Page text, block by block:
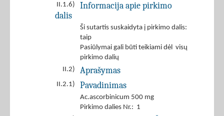
II.1.6)
Informacija apie pirkimo
dalis
Ši sutartis suskaidyta į pirkimo dalis:
taip
Pasiūlymai gali būti teikiami dėl visų
pirkimo dalių
II.2)
Aprašymas
II.2.1) Pavadinimas
Ac.ascorbinicum 500 mg
Pirkimo dalies Nr.: 1